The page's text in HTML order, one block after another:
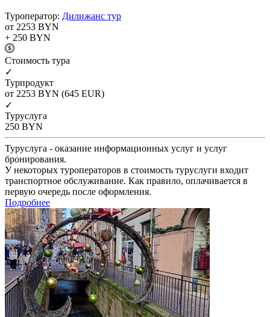
Туроператор: Дилижанс тур
от 2253 BYN
+ 250 BYN
Cтоимость тура
✓
Турпродукт
от 2253 BYN (645 EUR)
✓
Туруслуга
250 BYN
Туруслуга - оказание информационных услуг и услуг
бронирования.
У некоторых туроператоров в стоимость туруслуги входит
транспортное обслуживание. Как правило, оплачивается в
первую очередь после оформления.
Подробнее